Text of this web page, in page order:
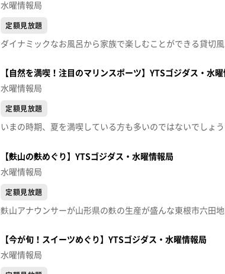
水曜情報局
定額見放題
【自然を満喫！注目のマリンスポーツ】YTSゴジダス・水曜
水曜情報局
定額見放題
【麩山の麩めぐり】YTSゴジダス・水曜情報局
水曜情報局
定額見放題
【今が旬！スイーツめぐり】YTSゴジダス・水曜情報局
水曜情報局